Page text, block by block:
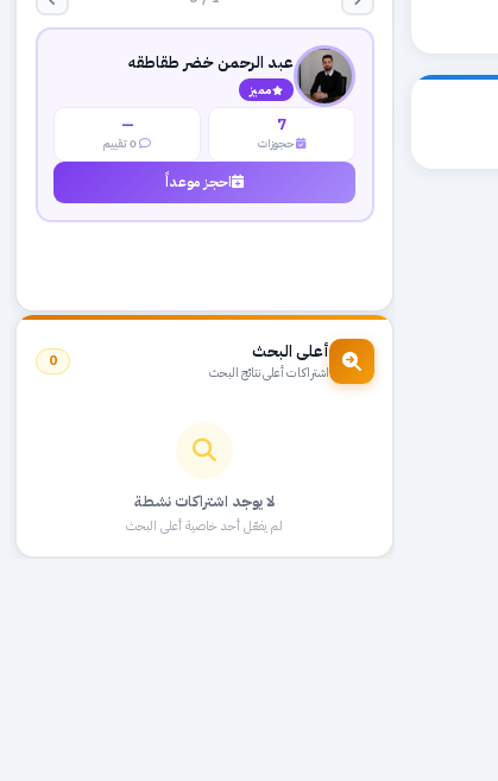
عبد الرحمن خضر طقاطقه
مميز
7
حجوزات
—
احجز موعداً
أعلى البحث
اشتراكات أعلى نتائج البحث
0
لا يوجد اشتراكات نشطة
لم يفعّل أحد خاصية أعلى البحث